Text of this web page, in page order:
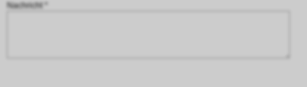
Nachricht *